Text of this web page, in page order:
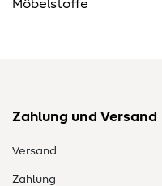
Möbelstoffe
Zahlung und Versand
Versand
Zahlung